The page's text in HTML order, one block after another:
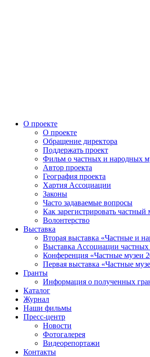
О проекте
О проекте
Обращение директора
Поддержать проект
Фильм о частных и народных
Автор проекта
География проекта
Хартия Ассоциации
Законы
Часто задаваемые вопросы
Как зарегистрировать
Волонтерство
Выставка
Вторая выставка «Частные и
Выставка Ассоциации
Конференция «Частные музеи
Первая выставка «Частные
Гранты
Информация о полученных
Каталог
Журнал
Наши фильмы
Пресс-центр
Новости
Фотогалерея
Видеорепортажи
Контакты